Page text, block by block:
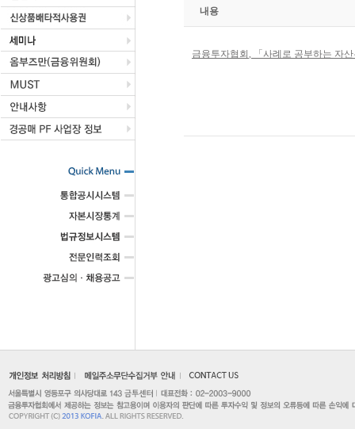
내용
금융투자협회 , 「 사례로 공부하는 자